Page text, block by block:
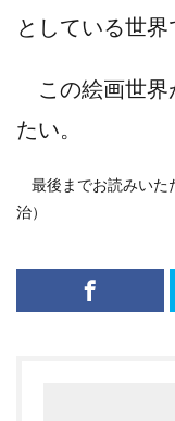
としている世界
この絵画世界
たい。
最後までお読みいた
治）